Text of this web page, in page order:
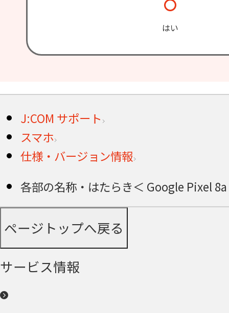
はい
J:COM サポート
スマホ
仕様・バージョン情報
各部の名称・はたらき＜ Google Pixel
ページトップへ戻る
サービス情報